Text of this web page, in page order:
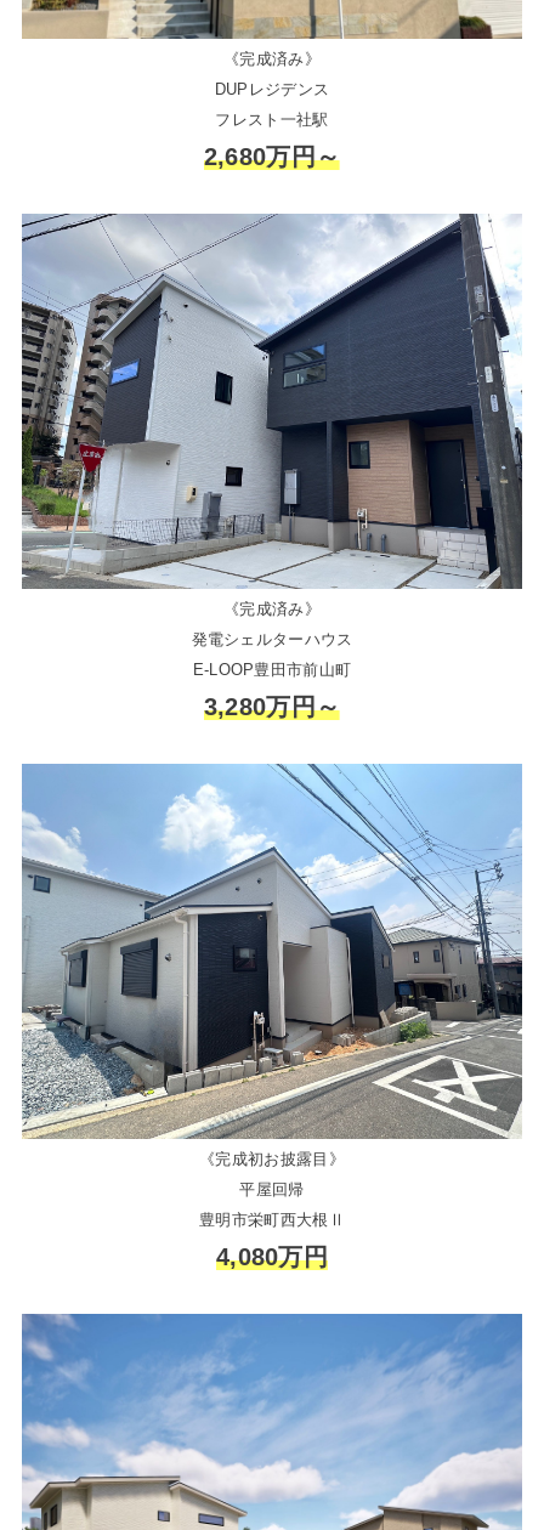
《完成済み》
DUPレジデンス
フレスト一社駅
2,680万円～
《完成済み》
発電シェルターハウス
E-LOOP豊田市前山町
3,280万円～
《完成初お披露目》
平屋回帰
豊明市栄町西大根Ⅱ
4,080万円